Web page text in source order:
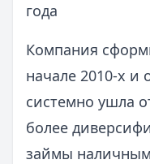
года
Компания
начале 2010-х и
системно ушла
более
займы